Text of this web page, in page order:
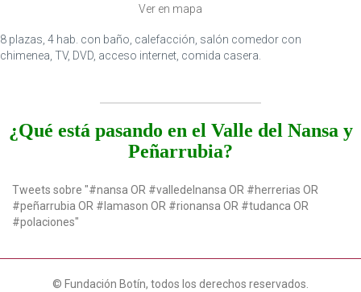
Ver en mapa
8 plazas, 4 hab. con baño, calefacción, salón comedor con
chimenea, TV, DVD, acceso internet, comida casera.
¿Qué está pasando en el Valle del Nansa y
Peñarrubia?
Tweets sobre "#nansa OR #valledelnansa OR #herrerias OR
#peñarrubia OR #lamason OR #rionansa OR #tudanca OR
#polaciones"
© Fundación Botín, todos los derechos reservados.